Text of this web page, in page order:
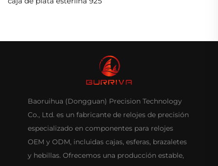
Baoruihua (Dongguan) Precision Technology
Co., Ltd. es un fabricante de relojes de precisión
especializado en componentes para relojes
OEM y ODM, incluidas cajas, esferas, brazaletes
y hebillas. Ofrecemos una producción estable,